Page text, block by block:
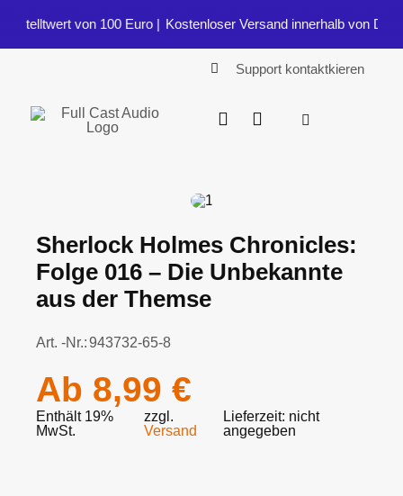
von 100 Euro | Kostenloser Versand innerhalb von
Support kontaktkieren
Toggle
Sherlock Holmes Chronicles:
Folge 016 – Die Unbekannte
aus der Themse
Art. -Nr.:943732-65-8
Ab 8,99 €
Enthält 19%
MwSt.
zzgl.
Versand
Lieferzeit: nicht
angegeben